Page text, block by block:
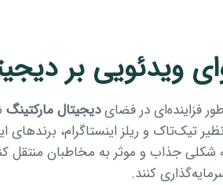
ویدئویی بر
فزاینده‌ای در فضایدیجیتال مارکتینگ
تیک‌تاک و ریلز اینستاگرام،
شکلی جذاب و موثر به مخاطبان منتقل
کنند.